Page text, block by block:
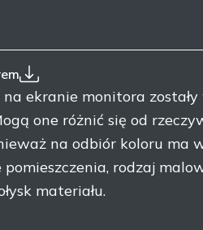
ekranie monitora
one różnić się od
na odbiór koloru ma
rodzaj
materiału.